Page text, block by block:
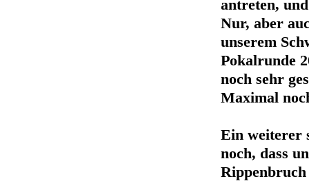
antreten,
Nur, aber
unserem
Pokalrunde
noch sehr
Maximal
Ein weiterer
noch, dass
Rippenbruch